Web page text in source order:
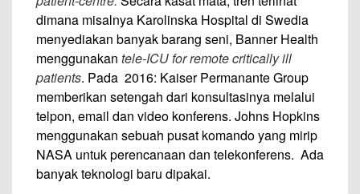
dimana misalnya Karolinska Hospital di Swedia
menyediakan banyak barang seni, Banner Health
menggunakan tele-ICU for remote critically ill
patients. Pada 2016: Kaiser Permanante Group
memberikan setengah dari konsultasinya melalui
telpon, email dan video konferens. Johns Hopkins
menggunakan sebuah pusat komando yang mirip
NASA untuk perencanaan dan telekonferens. Ada
banyak teknologi baru dipakai.